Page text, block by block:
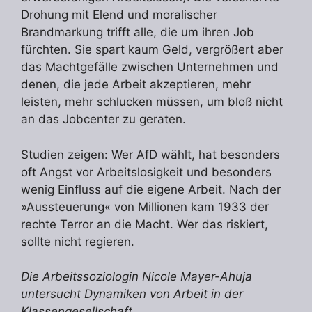
Drohung mit Elend und moralischer
Brandmarkung trifft alle, die um ihren Job
fürchten. Sie spart kaum Geld, vergrößert aber
das Machtgefälle zwischen Unternehmen und
denen, die jede Arbeit akzeptieren, mehr
leisten, mehr schlucken müssen, um bloß nicht
an das Jobcenter zu geraten.
Studien zeigen: Wer AfD wählt, hat besonders
oft Angst vor Arbeitslosigkeit und besonders
wenig Einfluss auf die eigene Arbeit. Nach der
»Aussteuerung« von Millionen kam 1933 der
rechte Terror an die Macht. Wer das riskiert,
sollte nicht regieren.
Die Arbeitssoziologin Nicole Mayer-Ahuja
untersucht Dynamiken von Arbeit in der